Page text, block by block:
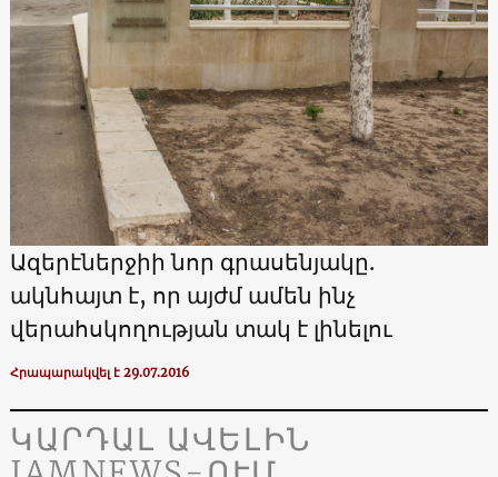
Ազերէներջիի նոր գրասենյակը.
ակնհայտ է, որ այժմ ամեն ինչ
վերահսկողության տակ է լինելու
Հրապարակվել է 29.07.2016
ԿԱՐԴԱԼ ԱՎԵԼԻՆ